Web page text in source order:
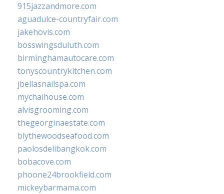
915jazzandmore.com
aguadulce-countryfair.com
jakehovis.com
bosswingsduluth.com
birminghamautocare.com
tonyscountrykitchen.com
jbellasnailspa.com
mychaihouse.com
alvisgrooming.com
thegeorginaestate.com
blythewoodseafood.com
paolosdelibangkok.com
bobacove.com
phoone24brookfield.com
mickeybarmama.com